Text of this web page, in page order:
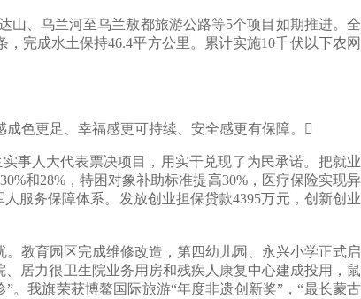
、乌兰河至乌兰敖都旅游公路等5个项目如期推进。全
完成水土保持46.4平方公里。累计实施10千伏以下农网
色更足、幸福感更可持续、安全感更有保障。
事人大代表票决项目，用实干兑现了为民承诺。把就业
和28%，特困对象补助标准提高30%，医疗保险实现异
服务保障体系。发放创业担保贷款4395万元，创新创业
教育园区完成维修改造，第四幼儿园、永兴小学正式启
居力很卫生院业务用房和残疾人康复中心建成投用，鼠
我旗荣获博鳌国际旅游“年度非遗创新奖”，“最长蒙古